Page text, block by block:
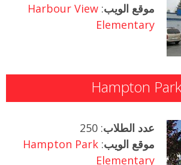
موقع الويب:
Harbour View
Elementary
Hampton
عدد الطلاب: 250
موقع الويب:
Hampton Park
Elementary